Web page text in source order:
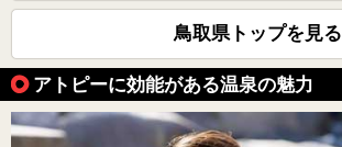
鳥取県トップを見る
アトピーに効能がある温泉の魅力